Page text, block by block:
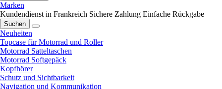
Marken
Kundendienst in Frankreich Sichere Zahlung Einfache Rückgabe
Suchen
Neuheiten
Topcase für Motorrad und Roller
Motorrad Satteltaschen
Motorrad Softgepäck
Kopfhörer
Schutz und Sichtbarkeit
Navigation und Kommunikation